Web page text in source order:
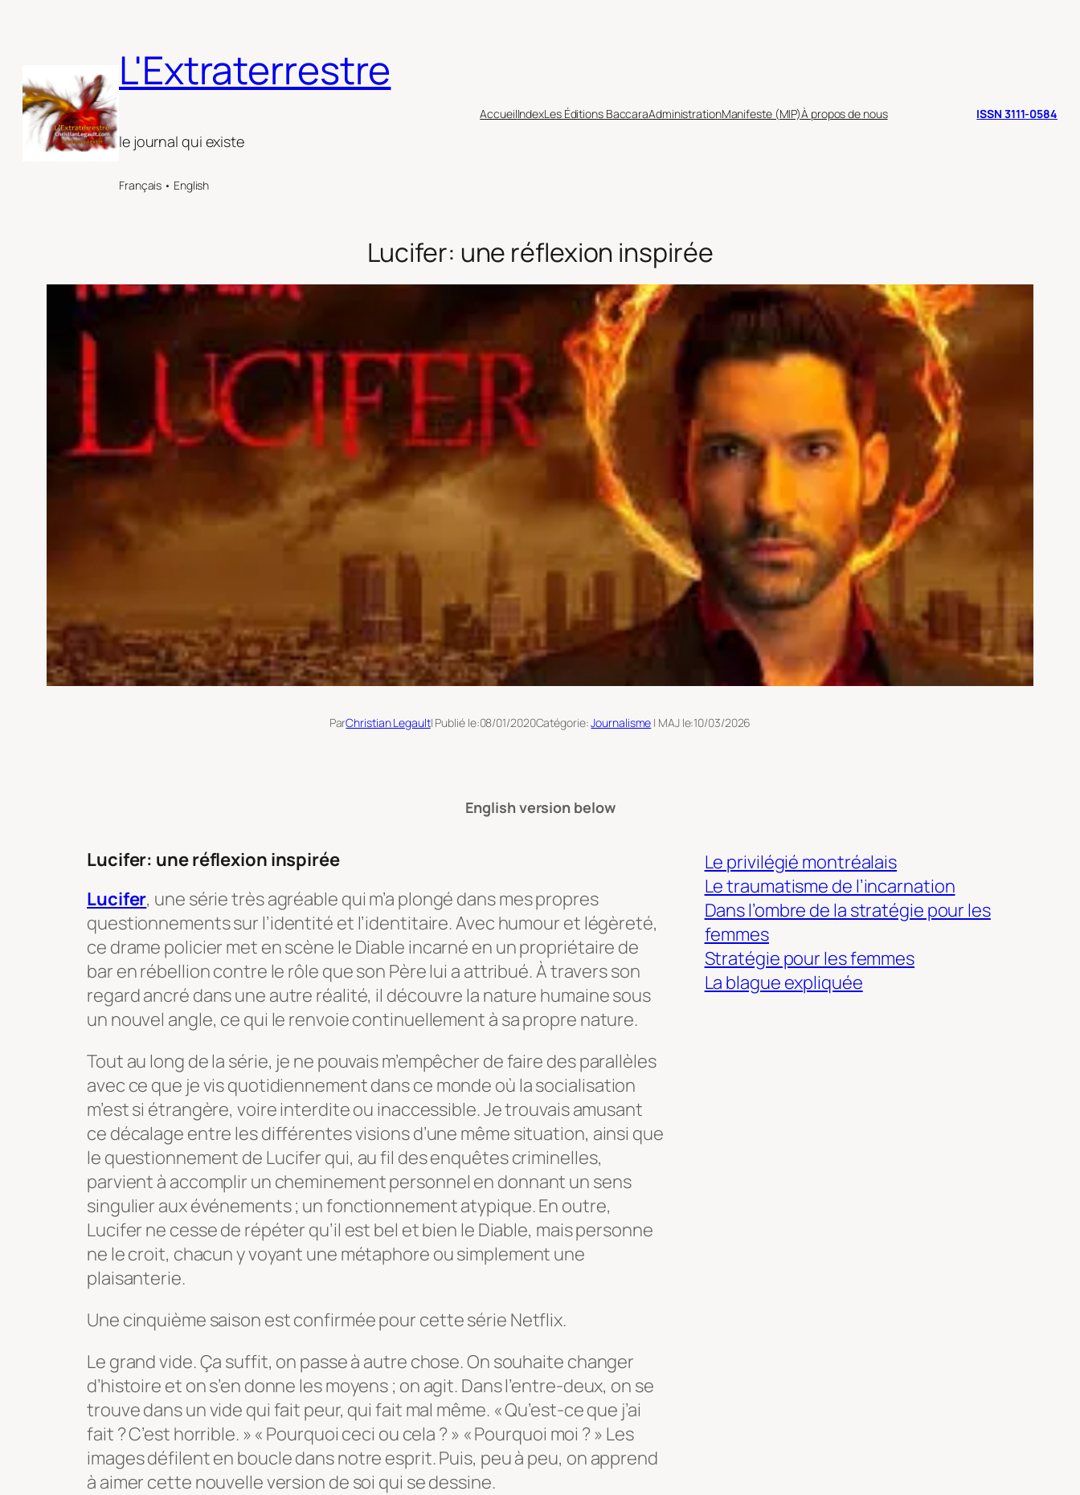
L'Extraterrestre
le journal qui existe
Français • English
AccueilIndexLes Éditions BaccaraAdministrationManifeste (MIP)À propos de nous ISSN 3111-0584
Lucifer: une réflexion inspirée
ParChristian Legault| Publié le:08/01/2020Catégorie:Journalisme | MAJ le:10/03/2026
English version below
Lucifer: une réflexion inspirée
Lucifer, une série très agréable qui m’a plongé dans mes propres
questionnements sur l’identité et l’identitaire. Avec humour et légèreté,
ce drame policier met en scène le Diable incarné en un propriétaire de
bar en rébellion contre le rôle que son Père lui a attribué. À travers son
regard ancré dans une autre réalité, il découvre la nature humaine sous
un nouvel angle, ce qui le renvoie continuellement à sa propre nature.
Tout au long de la série, je ne pouvais m’empêcher de faire des parallèles
avec ce que je vis quotidiennement dans ce monde où la socialisation
m’est si étrangère, voire interdite ou inaccessible. Je trouvais amusant
ce décalage entre les différentes visions d’une même situation, ainsi que
le questionnement de Lucifer qui, au fil des enquêtes criminelles,
parvient à accomplir un cheminement personnel en donnant un sens
singulier aux événements ; un fonctionnement atypique. En outre,
Lucifer ne cesse de répéter qu’il est bel et bien le Diable, mais personne
ne le croit, chacun y voyant une métaphore ou simplement une
plaisanterie.
Une cinquième saison est confirmée pour cette série Netflix.
Le grand vide. Ça suffit, on passe à autre chose. On souhaite changer
d’histoire et on s’en donne les moyens ; on agit. Dans l’entre-deux, on se
trouve dans un vide qui fait peur, qui fait mal même. « Qu’est-ce que j’ai
fait ? C’est horrible. » « Pourquoi ceci ou cela ? » « Pourquoi moi ? » Les
images défilent en boucle dans notre esprit. Puis, peu à peu, on apprend
à aimer cette nouvelle version de soi qui se dessine.
Le privilégié montréalais
Le traumatisme de l’incarnation
Dans l’ombre de la stratégie pour les
femmes
Stratégie pour les femmes
La blague expliquée